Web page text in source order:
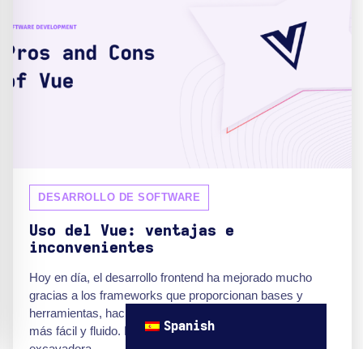
DESARROLLO DE SOFTWARE
Uso del Vue: ventajas e
inconvenientes
Hoy en día, el desarrollo frontend ha mejorado mucho
gracias a los frameworks que proporcionan bases y
herramientas, haciendo que este proceso sea mucho
más fácil y fluido. Es como cambiar una pala por una
Spanish